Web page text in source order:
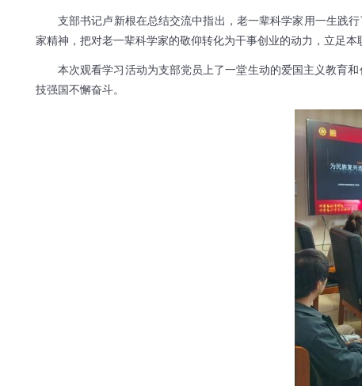
支部书记卢新根在总结交流中指出，老一辈科学家用一生践
家精神，把对老一辈科学家的敬仰转化为干事创业的动力，立足
本次观看学习活动为支部党员上了一堂生动的爱国主义教育
技强国不懈奋斗。